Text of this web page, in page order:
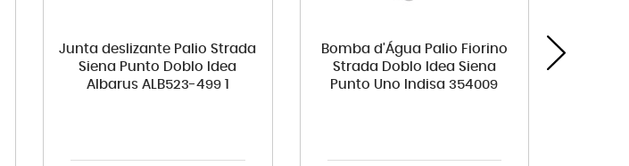
Junta deslizante Palio Strada
Siena Punto Doblo Idea
Albarus ALB523-499 1
Bomba d'Água Palio Fiorino
Strada Doblo Idea Siena
Punto Uno Indisa 354009